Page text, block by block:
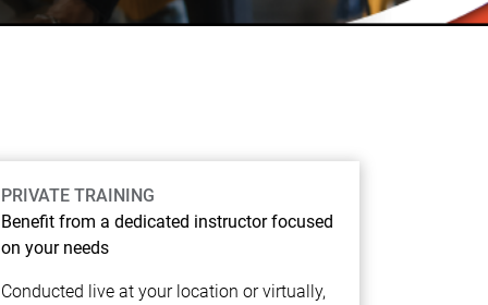
PRIVATE TRAINING
Benefit from a dedicated instructor focused
on your needs
Conducted live at your location or virtually,